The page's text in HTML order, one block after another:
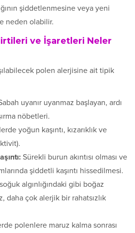
şiddetlenmesine veya yeni
neden olabilir.
ve İşaretleri Neler
polen alerjisine ait tipik
uyanır uyanmaz başlayan, ardı
nöbetleri.
yoğun kaşıntı, kızarıklık ve
Sürekli burun akıntısı olması ve
şiddetli kaşıntı hissedilmesi.
algınlığındaki gibi boğaz
daha çok alerjik bir rahatsızlık
polenlere maruz kalma sonrası